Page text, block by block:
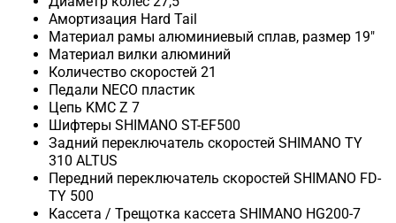
Амортизация Hard Tail
Материал рамы алюминиевый сплав, размер 19"
Материал вилки алюминий
Количество скоростей 21
Педали NECO пластик
Цепь KMC Z 7
Шифтеры SHIMANO ST-EF500
Задний переключатель скоростей SHIMANO TY
310 ALTUS
Передний переключатель скоростей SHIMANO FD-
TY 500
Кассета / Трещотка кассета SHIMANO HG200-7